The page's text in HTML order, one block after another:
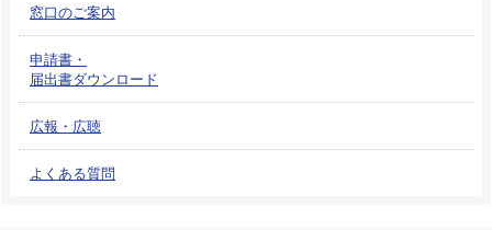
窓口のご案内
申請書・
届出書ダウンロード
広報・広聴
よくある質問